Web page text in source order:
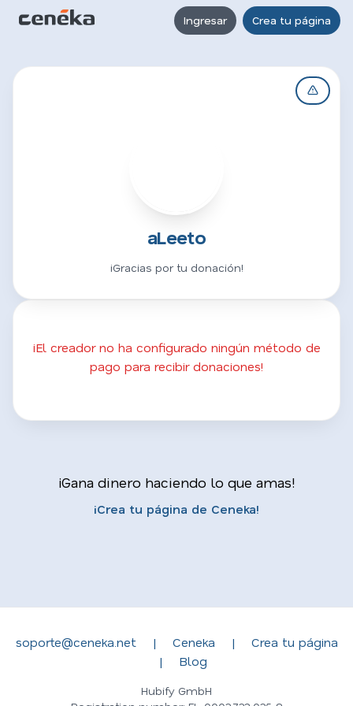
Ingresar Crea tu página
aLeeto
¡Gracias por tu donación!
¡El creador no ha configurado ningún método de
pago para recibir donaciones!
¡Gana dinero haciendo lo que amas!
¡Crea tu página de Ceneka!
soporte@ceneka.net | Ceneka |
Crea tu página
|
Blog
Hubify GmbH